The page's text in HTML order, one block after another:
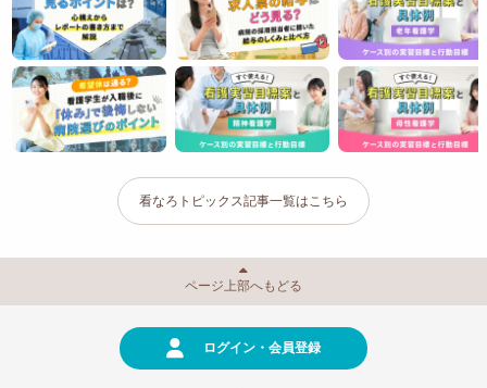
看なろトピックス記事一覧はこちら
ページ上部へもどる
ログイン・会員登録